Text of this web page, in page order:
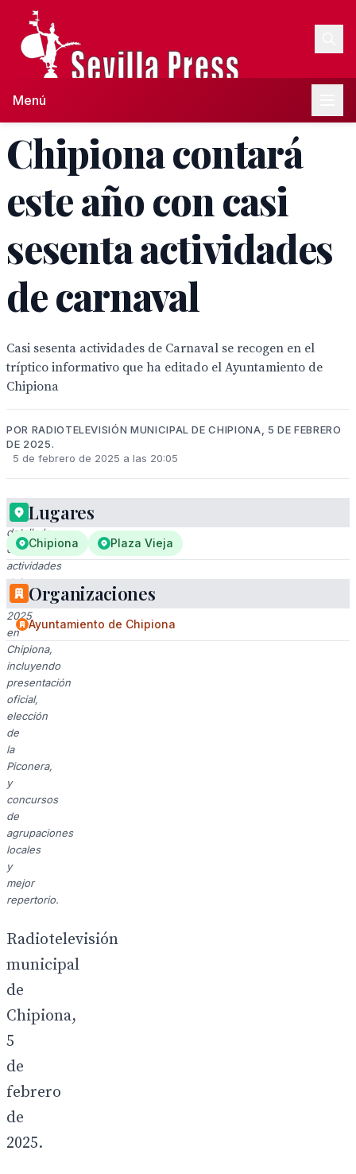
Menú
Chipiona contará
este año con casi
sesenta actividades
de carnaval
Casi sesenta actividades de Carnaval se recogen en el
tríptico informativo que ha editado el Ayuntamiento de
Chipiona
POR RADIOTELEVISIÓN MUNICIPAL DE CHIPIONA, 5 DE FEBRERO
DE 2025.
5 de febrero de 2025 a las 20:05
Programa
detallado
de
actividades
del
Carnaval
2025
en
Chipiona,
incluyendo
presentación
oficial,
elección
de
la
Piconera,
y
concursos
de
agrupaciones
locales
y
mejor
repertorio.
Radiotelevisión
municipal
de
Chipiona,
5
de
febrero
de
2025.
Lugares
Chipiona Plaza Vieja
Organizaciones
Ayuntamiento de Chipiona